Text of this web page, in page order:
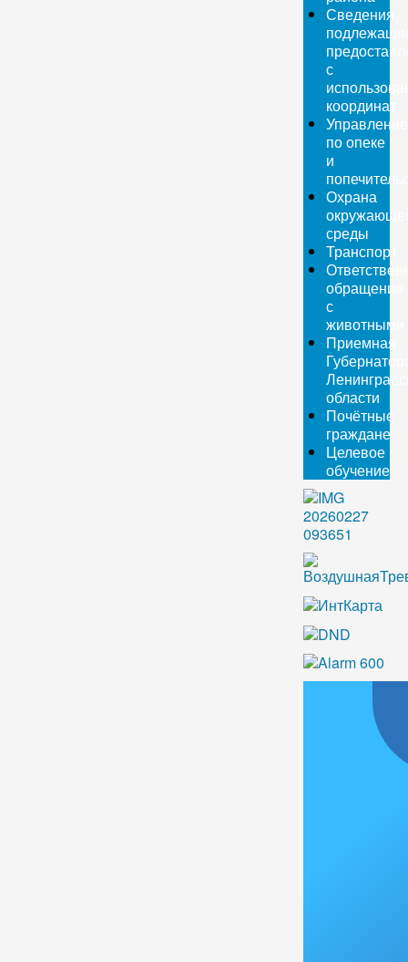
Сведения,
с
координат
Управление
по опеке
и
Охрана
среды
Транспорт
обращение
с
животными
Приемная
области
Почётные
граждане
Целевое
обучение